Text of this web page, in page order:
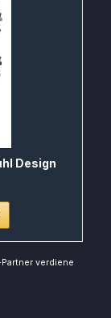
Design
Partner verdiene